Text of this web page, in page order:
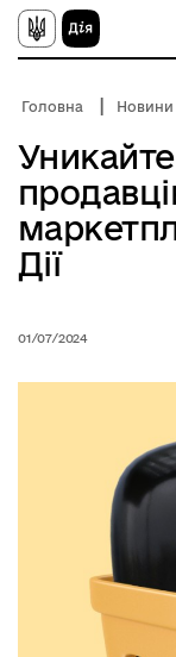
П
е
р
й
д
о
в
м
Головна Новини
Дії
01/07/2024